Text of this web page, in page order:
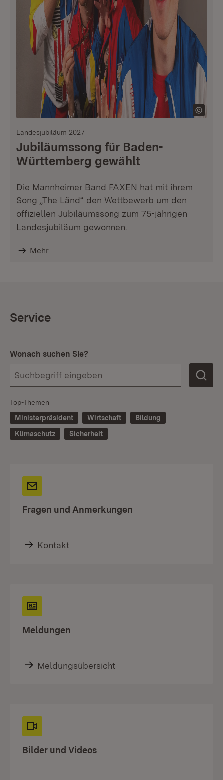
Landesjubiläum 2027
Jubiläumssong für Baden-
Württemberg gewählt
Die Mannheimer Band FAXEN hat mit ihrem
Song „The Länd“ den Wettbewerb um den
offiziellen Jubiläumssong zum 75-jährigen
Landesjubiläum gewonnen.
Mehr
Service
Wonach suchen Sie?
Top-Themen
Ministerpräsident
Wirtschaft
Bildung
Klimaschutz
Sicherheit
Fragen und Anmerkungen
Kontakt
Meldungen
Meldungsübersicht
Bilder und Videos